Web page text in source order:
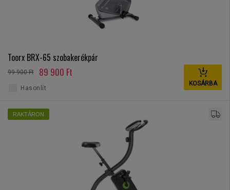
Toorx BRX-65 szobakerékpár
99 900 Ft 89 900 Ft
KOSÁRBA
Hasonlít
RAKTÁRON